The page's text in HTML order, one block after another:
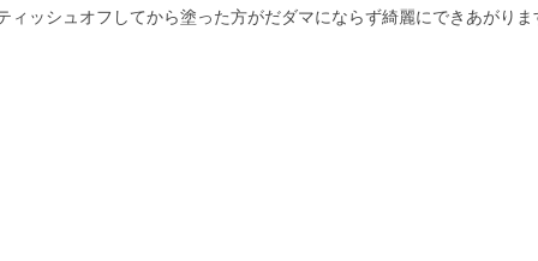
ッシュオフしてから塗った方がだダマにならず綺麗にできあがりま